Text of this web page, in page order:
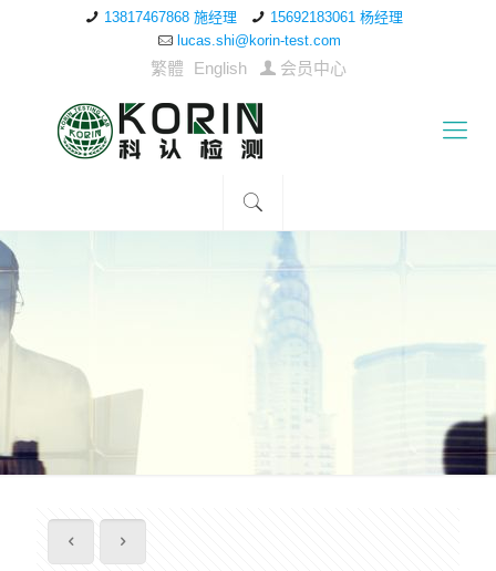
13817467868 施经理
15692183061 杨经理
lucas.shi@korin-test.com
繁體 English 会员中心